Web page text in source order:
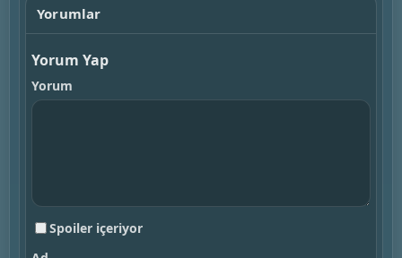
Yorumlar
Yorum Yap
Yorum
Spoiler içeriyor